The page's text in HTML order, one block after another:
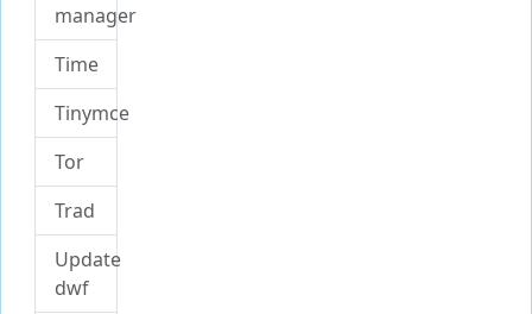
manager
Time
Tinymce
Tor
Trad
Update
dwf